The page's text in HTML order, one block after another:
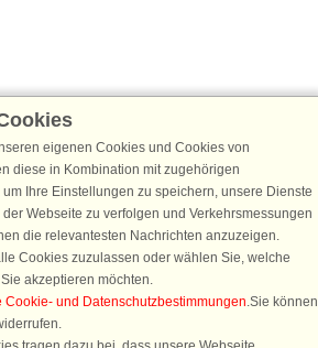
Ferienhaus-Fans an
von 25 € für Ihren nächsten
Sie sich einfach für den DanCenter Newsletter
exklusive Angebote, Gewinnspiele und
eigenen Cookies und Cookies von
diese in Kombination mit zugehörigen
Ihre Einstellungen zu speichern, unsere Dienste
Webseite zu verfolgen und Verkehrsmessungen
die relevantesten Nachrichten anzuzeigen.
Cookies zuzulassen oder wählen Sie, welche
akzeptieren möchten.
Cookie- und Datenschutzbestimmungen.Sie können